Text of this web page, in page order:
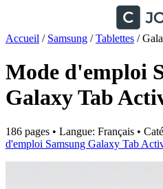
Accueil / Samsung / Tablettes /
Mode d'emploi
Galaxy Tab
186 pages • Langue: Français •
d'emploi Samsung Galaxy Tab